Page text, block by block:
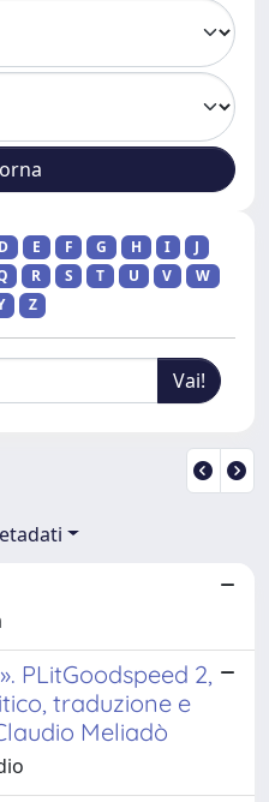
D E F G H I
J
R S T U V
W
Z
PLitGoodspeed 2,
traduzione e
Meliadò